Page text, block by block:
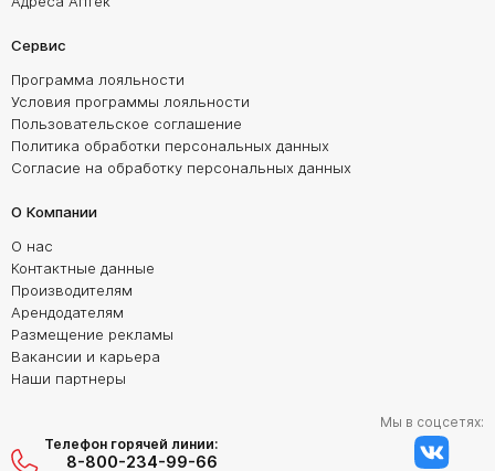
Сервис
Программа лояльности
Условия программы лояльности
Пользовательское соглашение
Политика обработки персональных данных
Согласие на обработку персональных данных
О Компании
О нас
Контактные данные
Производителям
Арендодателям
Размещение рекламы
Вакансии и карьера
Наши партнеры
Телефон горячей линии:
8-800-234-99-66
Мы в соцсетях: